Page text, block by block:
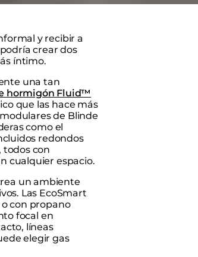
y recibir a
crear dos
íntimo.
una tan
hormigón Fluid™
que las hace más
de Blinde
como el
redondos
todos con
cualquier espacio.
un ambiente
Las EcoSmart
con propano
focal en
líneas
elegir gas